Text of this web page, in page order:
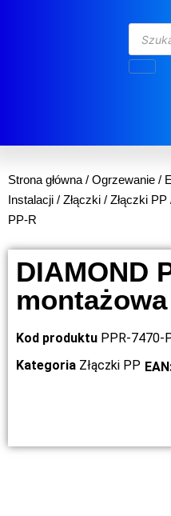
Strona główna / Ogrzewanie /
Instalacji / Złączki / Złączki PP
PP-R
DIAMOND
Kod produktu PPR-7470-
Kategoria Złączki PP